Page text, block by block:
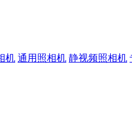
机 通用照相机 静视频照相机